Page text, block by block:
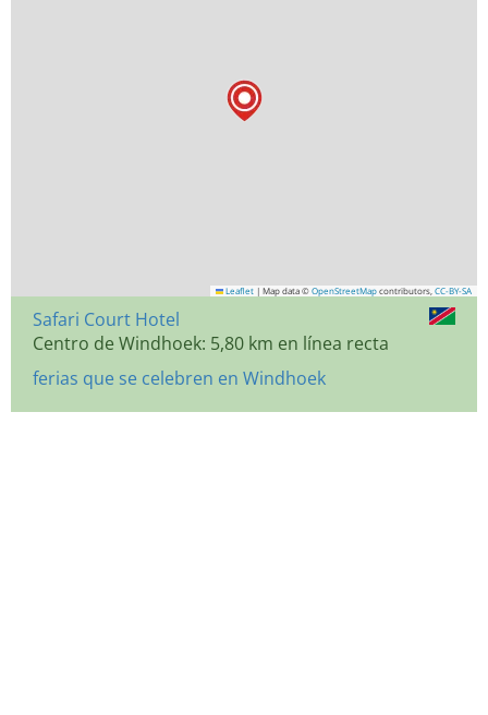
Leaflet | Map data © OpenStreetMap contributors, CC-BY-SA
Safari Court Hotel
Centro de Windhoek: 5,80 km en línea recta
ferias que se celebren en Windhoek